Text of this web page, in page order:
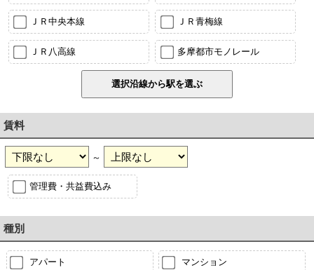
ＪＲ中央本線 ＪＲ青梅線
ＪＲ八高線 多摩都市モノレール
賃料
～
管理費・共益費込み
種別
アパート マンション